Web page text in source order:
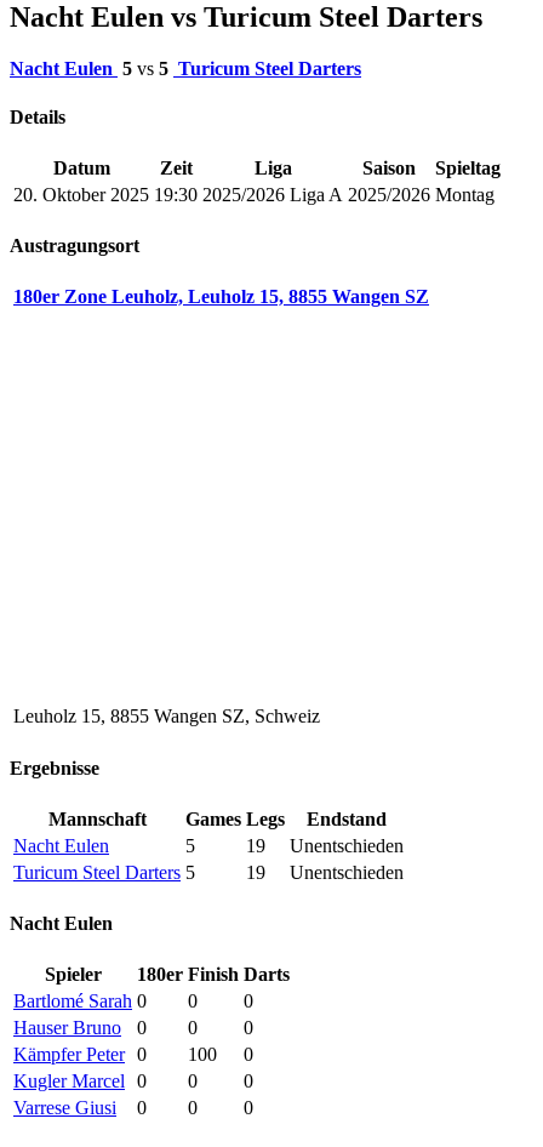
Nacht Eulen vs Turicum Steel Darters
Nacht Eulen 5 vs 5 Turicum Steel Darters
Details
Datum Zeit Liga Saison
Spieltag
20. Oktober 2025 19:30 2025/2026 Liga A 2025/2026 Montag
Austragungsort
180er Zone Leuholz, Leuholz 15, 8855 Wangen SZ
Leuholz 15, 8855 Wangen SZ, Schweiz
Ergebnisse
Mannschaft Games Legs
Endstand
Nacht Eulen
5 19
Unentschieden
Turicum Steel Darters 5 19 Unentschieden
Nacht Eulen
Spieler 180er Finish Darts
Bartlomé Sarah 0 0
0
Hauser Bruno
0 0
0
Kämpfer Peter 0 100
0
Kugler Marcel 0 0
0
Varrese Giusi
0 0 0